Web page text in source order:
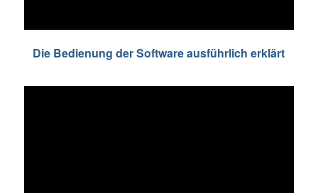
Die Bedienung der Software ausführlich erklärt